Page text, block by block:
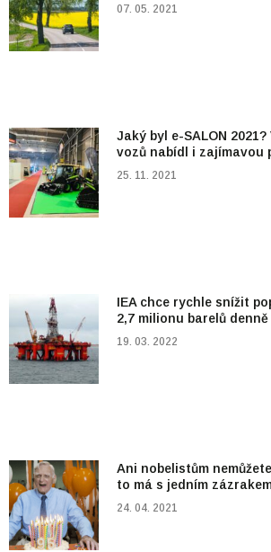
07. 05. 2021
Jaký byl e-SALON
vozů nabídl i zajímavou
25. 11. 2021
IEA chce rychle snížit
2,7 milionu barelů denně
19. 03. 2022
Ani nobelistům
to má s jedním
24. 04. 2021